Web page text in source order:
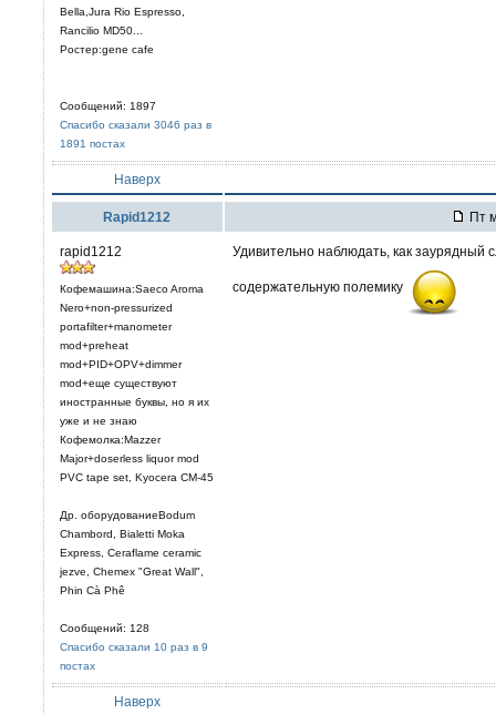
Bella,Jura Rio Espresso,
Rancilio MD50...
Ростер:gene cafe
Сообщений: 1897
Спасибо сказали 3046 раз в
1891 постах
Наверх
Rapid1212 Пт
rapid1212
Кофемашина:Saeco Aroma
Nero+non-pressurized
portafilter+manometer
mod+preheat
mod+PID+OPV+dimmer
mod+еще существуют
иностранные буквы, но я их
уже и не знаю
Кофемолка:Mazzer
Major+doserless liquor mod
PVC tape set, Kyocera CM-45
Др. оборудованиеBodum
Chambord, Bialetti Moka
Express, Ceraflame ceramic
jezve, Chemex "Great Wall",
Phin Cà Phê
Сообщений: 128
Спасибо сказали 10 раз в 9
постах
Удивительно наблюдать, как заурядный
содержательную полемику
Наверх